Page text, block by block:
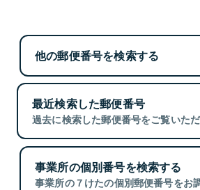
他の郵便番号を検索する
最近検索した郵便番号
過去に検索した郵便番号をご覧いただ
事業所の個別番号を検索する
事業所の７けたの個別郵便番号をお